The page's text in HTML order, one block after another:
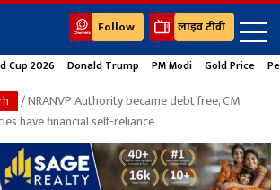
Follow लाइव टीवी
Cup 2026 Donald Trump PM Modi Gold Price
/ NRANVP Authority became debt free, CM
have financial self-reliance